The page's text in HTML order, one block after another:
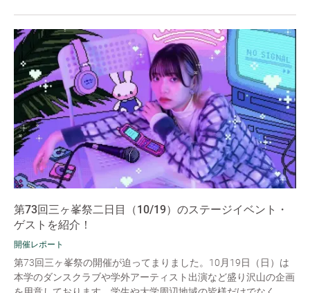
第73回三ヶ峯祭二日目（10/19）のステージイベント・
ゲストを紹介！
開催レポート
第73回三ヶ峯祭の開催が迫ってまりました。10月19日（日）は
本学のダンスクラブや学外アーティスト出演など盛り沢山の企画